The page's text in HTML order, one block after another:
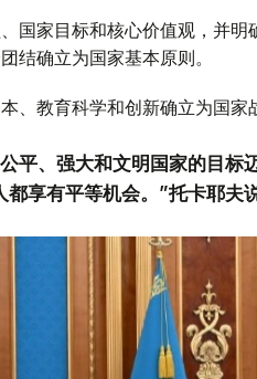
国家目标和核心价值观，并
结确立为国家基本原则。
、教育科学和创新确立为国家
平、强大和文明国家的目标
享有平等机会。”托卡耶夫说